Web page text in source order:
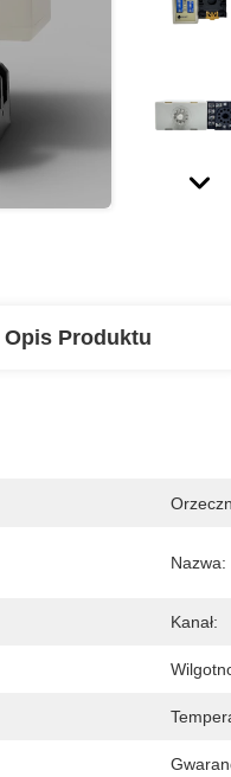
Opis Produktu
Nazwa:
Kanał: